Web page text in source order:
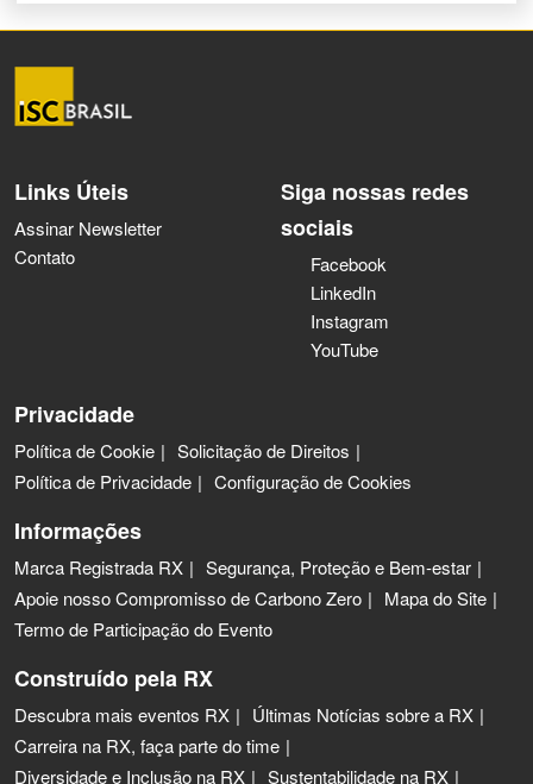
Links Úteis
Assinar Newsletter
Contato
Siga nossas redes
sociais
Facebook
LinkedIn
Instagram
YouTube
Privacidade
Política de Cookie
Solicitação de Direitos
Política de Privacidade
Configuração de Cookies
Informações
Marca Registrada RX
Segurança, Proteção e Bem-estar
Apoie nosso Compromisso de Carbono Zero
Mapa do Site
Termo de Participação do Evento
Construído pela RX
Descubra mais eventos RX
Últimas Notícias sobre a RX
Carreira na RX, faça parte do time
Diversidade e Inclusão na RX
Sustentabilidade na RX